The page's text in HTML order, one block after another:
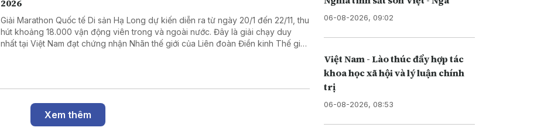
2026
Giải Marathon Quốc tế Di sản Hạ Long dự kiến diễn ra từ ngày 20/1 đến 22/11, thu
hút khoảng 18.000 vận động viên trong và ngoài nước. Đây là giải chạy duy
nhất tại Việt Nam đạt chứng nhận Nhãn thế giới của Liên đoàn Điền kinh Thế giới,
Xem thêm
06-08-2026, 09:02
Việt Nam - Lào thúc đẩy hợp tác
khoa học xã hội và lý luận chính
trị
06-08-2026, 08:53